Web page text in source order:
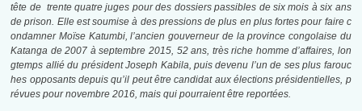
tête de trente quatre juges pour des dossiers passibles de six mois à six ans
de prison. Elle est soumise à des pressions de plus en plus fortes pour faire c
ondamner Moïse Katumbi, l’ancien gouverneur de la province congolaise du
Katanga de 2007 à septembre 2015, 52 ans, très riche homme d’affaires, lon
gtemps allié du président Joseph Kabila, puis devenu l’un de ses plus farouc
hes opposants depuis qu’il peut être candidat aux élections présidentielles, p
révues pour novembre 2016, mais qui pourraient être reportées.